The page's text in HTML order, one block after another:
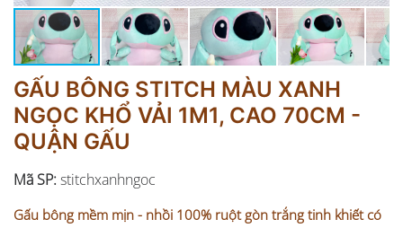
GẤU BÔNG STITCH MÀU XANH
NGỌC KHỔ VẢI 1M1, CAO 70CM -
QUẬN GẤU
Mã SP:stitchxanhngoc
Gấu bông mềm mịn - nhồi 100% ruột gòn trắng tinh khiết có